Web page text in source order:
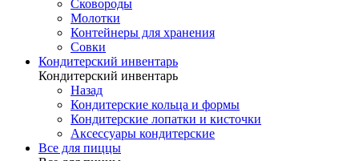
Сковороды
Молотки
Контейнеры для хранения
Совки
Кондитерский инвентарь
Кондитерский инвентарь
Назад
Кондитерские кольца и формы
Кондитерские лопатки и кисточки
Аксессуары кондитерские
Все для пиццы